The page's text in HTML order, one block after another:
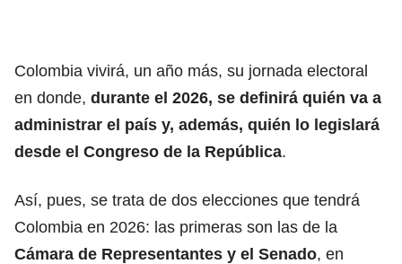
Colombia vivirá, un año más, su jornada electoral
en donde, durante el 2026, se definirá quién va a
administrar el país y, además, quién lo legislará
desde el Congreso de la República.
Así, pues, se trata de dos elecciones que tendrá
Colombia en 2026: las primeras son las de la
Cámara de Representantes y el Senado, en